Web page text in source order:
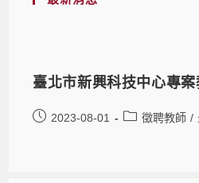
臺北市新興科技中心專
2023-08-01 徵聘教師 /